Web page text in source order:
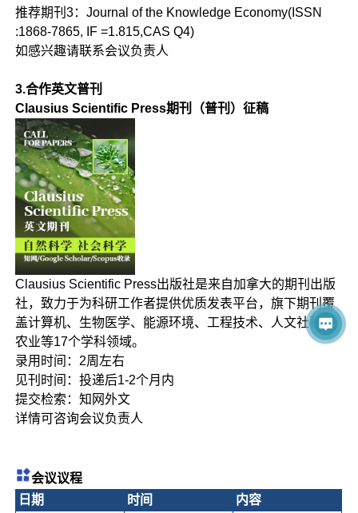
推荐期刊3：Journal of the Knowledge Economy(ISSN
:1868-7865, IF =1.815,CAS Q4)
如感兴趣请联系会议负责人
3.合作英文普刊
Clausius Scientific Press期刊（普刊）征稿
Clausius Scientific Press出版社是来自加拿大的期刊出版
社，致力于为科研工作者提供优质发表平台，旗下期刊覆
盖计算机、生物医学、能源环境、工程技术、人文社科、
农业等17个学科领域。
录用时间：2周左右
见刊时间：投递后1-2个月内
提交检索：知网外文
详情可咨询会议负责人
会议议程
日期
时间
内容